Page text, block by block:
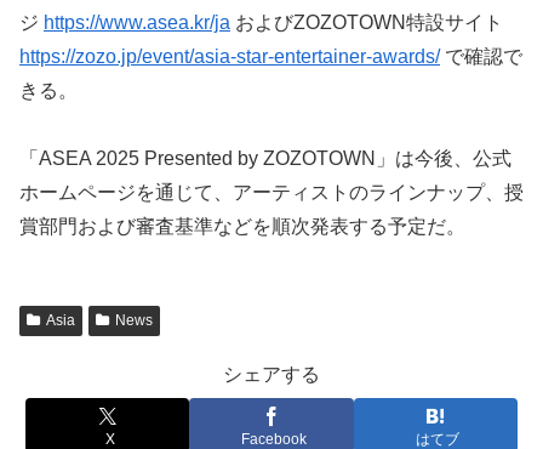
ジ https://www.asea.kr/ja およびZOZOTOWN特設サイト
https://zozo.jp/event/asia-star-entertainer-awards/で確認で
きる。
「ASEA 2025 Presented by ZOZOTOWN」は今後、公式
ホームページを通じて、アーティストのラインナップ、授
賞部門および審査基準などを順次発表する予定だ。
Asia News
シェアする
X Facebook はてブ